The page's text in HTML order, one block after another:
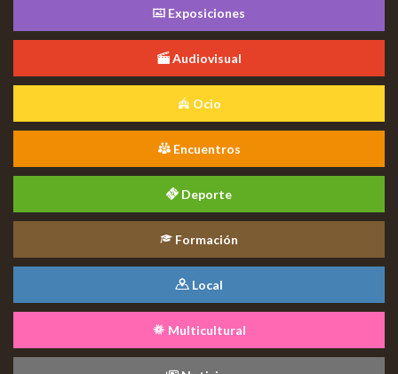
Exposiciones
Audiovisual
Ocio
Encuentros
Deporte
Formación
Local
Multicultural